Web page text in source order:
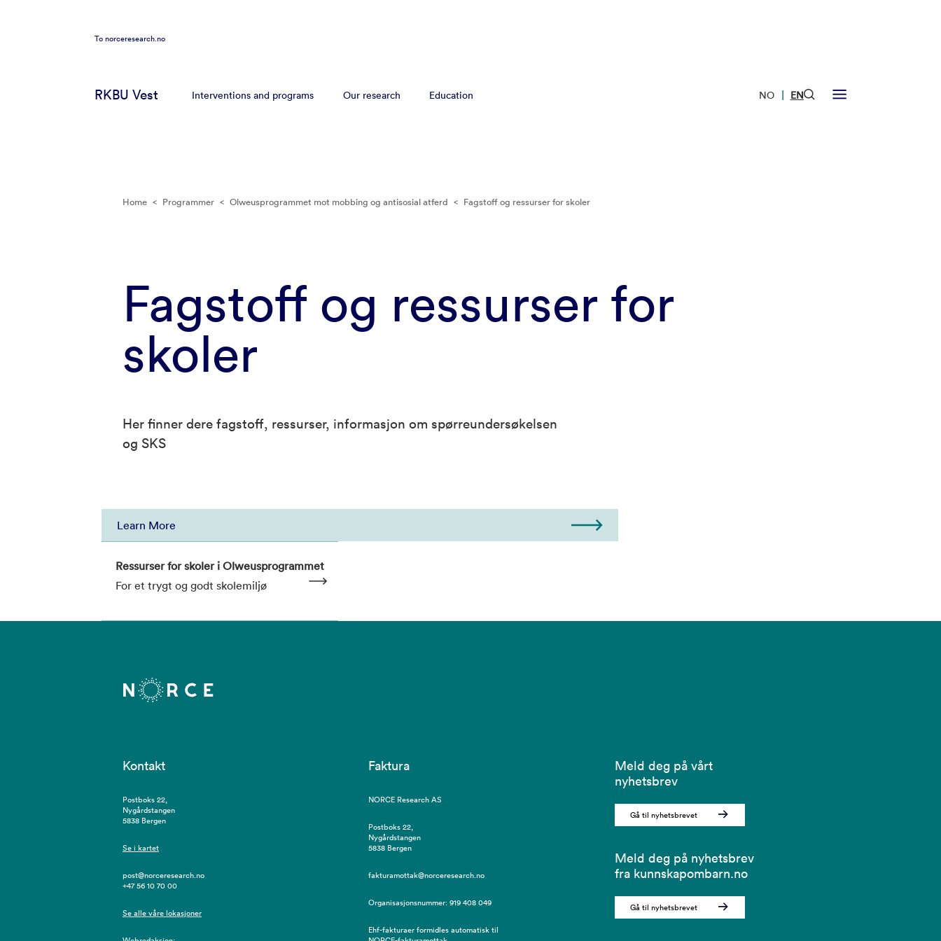
Tonorceresearch.no
RKBU Vest Interventions and programs Our research Education NO | EN
Home < Programmer < Olweusprogrammet mot mobbing og antisosial atferd < Fagstoff og ressurser for skoler
Fagstoff og ressurser for
skoler
Her finner dere fagstoff, ressurser, informasjon om spørreundersøkelsen
og SKS
Learn More
Ressurser for skoler i Olweusprogrammet
For et trygt og godt skolemiljø
Kontakt
Postboks 22,
Nygårdstangen
5838 Bergen
Se i kartet
post@norceresearch.no
+47 56 10 70 00
Se alle våre lokasjoner
Faktura
NORCE Research AS
Postboks 22,
Nygårdstangen
5838 Bergen
fakturamottak@norceresearch.no
Organisasjonsnummer: 919 408 049
Ehf-fakturaer formidles automatisk til
Meld deg på vårt
nyhetsbrev
Gå til nyhetsbrevet
Meld deg på nyhetsbrev
fra kunnskapombarn.no
Gå til nyhetsbrevet